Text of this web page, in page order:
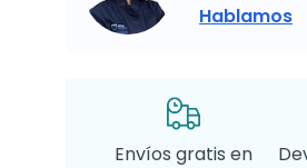
Hablamos
Envíos gratis en